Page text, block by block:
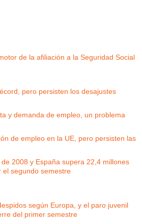
de la afiliación a la Seguridad Social
pero persisten los desajustes
y demanda de empleo, un problema
de empleo en la UE, pero persisten las
2008 y España supera 22,4 millones
el segundo semestre
según Europa, y el paro juvenil
del primer semestre